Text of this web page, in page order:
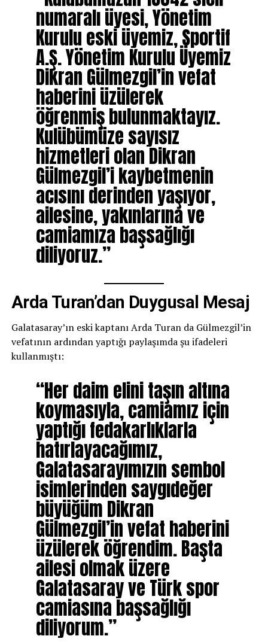
numaralı üyesi, Yönetim
Kurulu eski üyemiz, Sportif
A.Ş. Yönetim Kurulu Üyemiz
Dikran Gülmezgil’in vefat
haberini üzülerek
öğrenmiş bulunmaktayız.
Kulübümüze sayısız
hizmetleri olan Dikran
Gülmezgil’i kaybetmenin
acısını derinden yaşıyor,
ailesine, yakınlarına ve
camiamıza başsağlığı
diliyoruz.”
Arda Turan’dan Duygusal Mesaj
Galatasaray’ın eski kaptanı Arda Turan da Gülmezgil’in
vefatının ardından yaptığı paylaşımda şu ifadeleri
kullanmıştı:
“Her daim elini taşın altına
koymasıyla, camiamız için
yaptığı fedakarlıklarla
hatırlayacağımız,
Galatasarayımızın sembol
isimlerinden saygıdeğer
büyüğüm Dikran
Gülmezgil’in vefat haberini
üzülerek öğrendim. Başta
ailesi olmak üzere
Galatasaray ve Türk spor
camiasına başsağlığı
diliyorum.”